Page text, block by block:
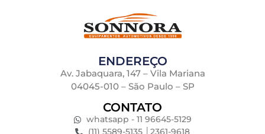
ENDEREÇO
Av. Jabaquara, 147 – Vila Mariana
04045-010 – São Paulo – SP
CONTATO
whatsapp - 11 96645-5129
(11) 5589-5135 │2361-9618